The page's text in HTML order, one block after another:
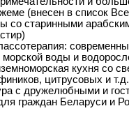
(внесен в список
со старинными
морской воды и
кухня со
цитрусовых и т.д.
с дружелюбными и
граждан Беларуси и